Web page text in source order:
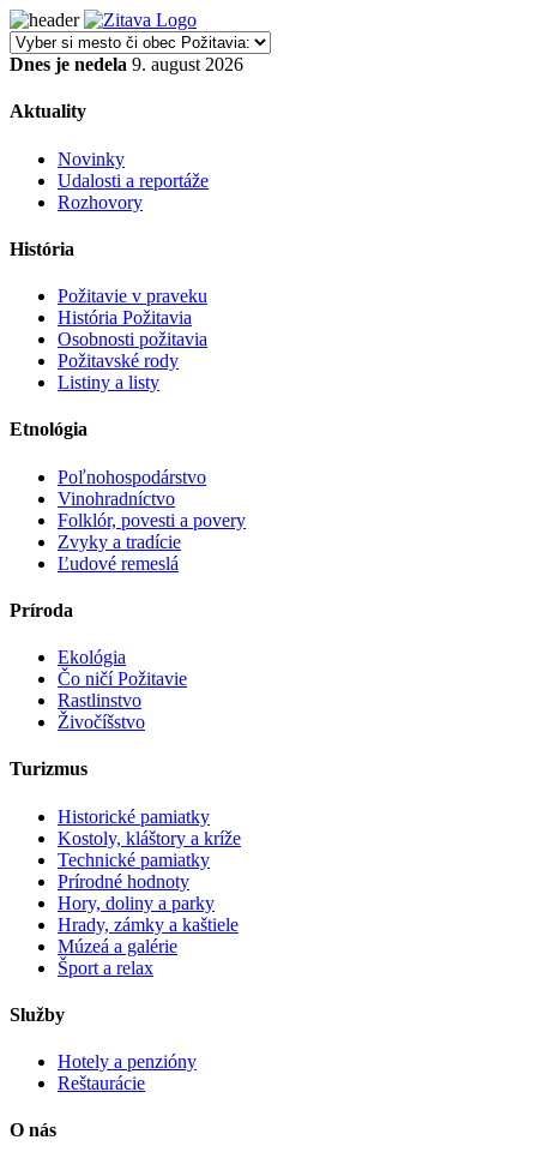
Dnes je nedela 9. august 2026
Aktuality
Novinky
Udalosti a reportáže
Rozhovory
História
Požitavie v praveku
História Požitavia
Osobnosti požitavia
Požitavské rody
Listiny a listy
Etnológia
Poľnohospodárstvo
Vinohradníctvo
Folklór, povesti a povery
Zvyky a tradície
Ľudové remeslá
Príroda
Ekológia
Čo ničí Požitavie
Rastlinstvo
Živočíšstvo
Turizmus
Historické pamiatky
Kostoly, kláštory a kríže
Technické pamiatky
Prírodné hodnoty
Hory, doliny a parky
Hrady, zámky a kaštiele
Múzeá a galérie
Šport a relax
Služby
Hotely a penzióny
Reštaurácie
O nás